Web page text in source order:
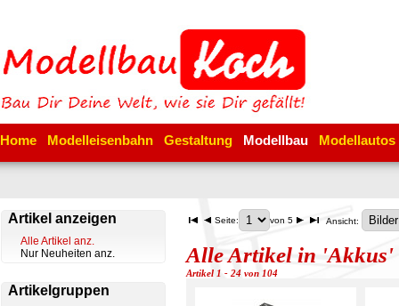
Home Modelleisenbahn Gestaltung Modellbau Modellautos
Artikel anzeigen
Alle Artikel anz.
Nur Neuheiten anz.
Artikelgruppen
Seite: von 5 Ansicht:
Alle Artikel in 'Akkus'
Artikel 1 - 24 von 104